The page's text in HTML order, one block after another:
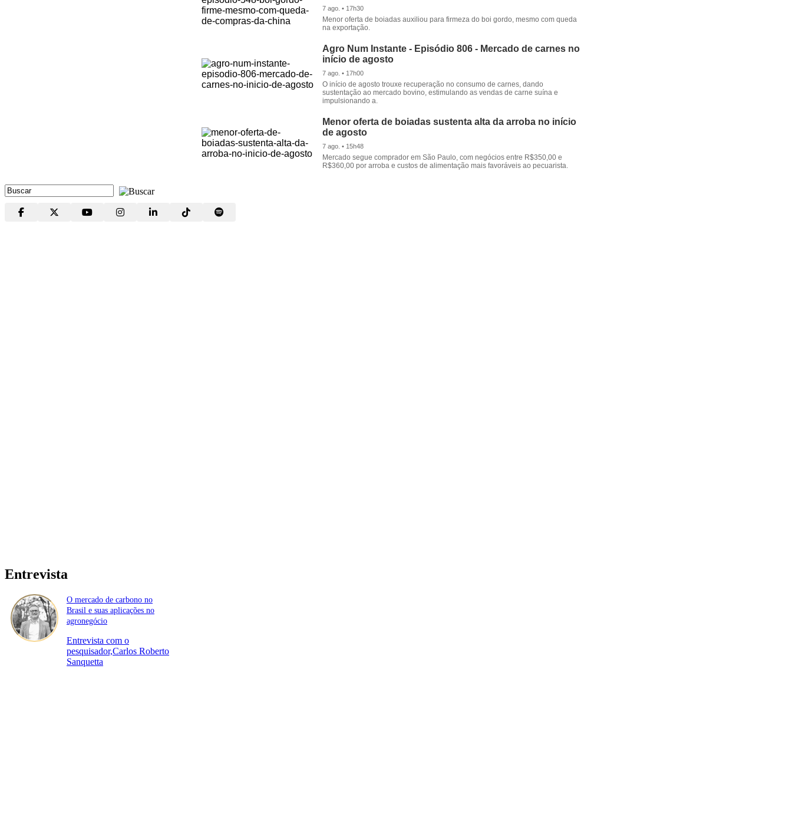
7 ago. • 17h30
Menor oferta de boiadas auxiliou para firmeza do boi gordo, mesmo com queda
na exportação.
Agro Num Instante - Episódio 806 - Mercado de carnes no
início de agosto
7 ago. • 17h00
O início de agosto trouxe recuperação no consumo de carnes, dando
sustentação ao mercado bovino, estimulando as vendas de carne suína e
impulsionando a.
Menor oferta de boiadas sustenta alta da arroba no início
de agosto
7 ago. • 15h48
Mercado segue comprador em São Paulo, com negócios entre R$350,00 e
R$360,00 por arroba e custos de alimentação mais favoráveis ao pecuarista.
Entrevista
O mercado de carbono no
Brasil e suas aplicações no
agronegócio
Entrevista com o
pesquisador,Carlos Roberto
Sanquetta